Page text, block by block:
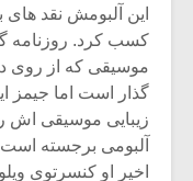
این آلبومش نقد
کسب کرد. روزنامه
موسیقی که از روی
گذار است اما جیمز
زیبایی موسیقی اش
آلبومی برجسته
اخیر او کنسرتوی